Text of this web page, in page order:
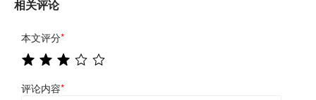
相关评论
本文评分*
评论内容*